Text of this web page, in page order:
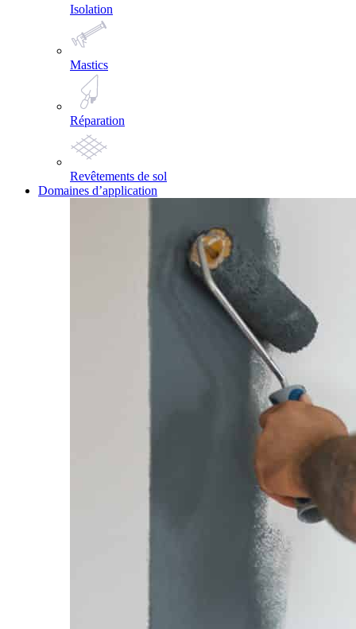
Isolation
Mastics
Réparation
Revêtements de sol
Domaines d’application